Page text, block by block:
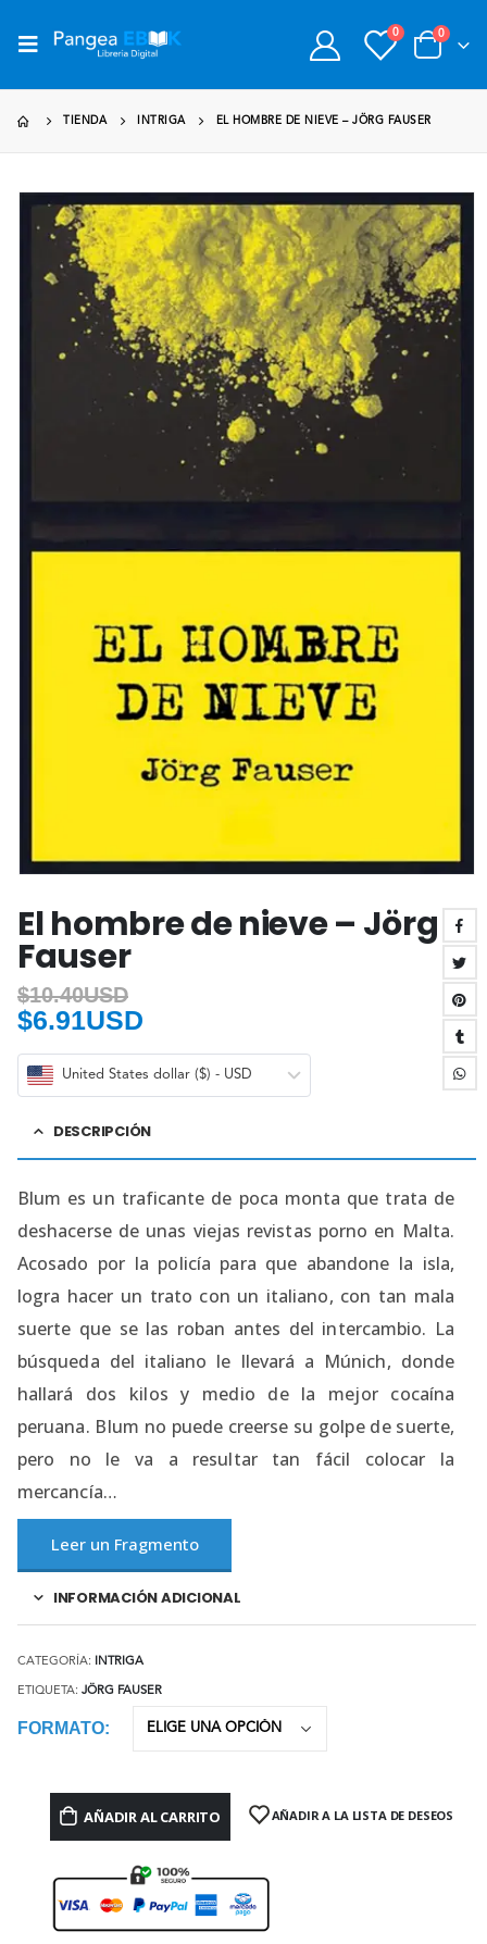
0 0
TIENDA INTRIGA EL HOMBRE DE NIEVE – JÖRG FAUSER
El hombre de nieve – Jörg
Fauser
$10.40USD
$6.91USD
United States dollar ($) - USD
DESCRIPCIÓN
Blum es un traficante de poca monta que trata de
deshacerse de unas viejas revistas porno en Malta.
Acosado por la policía para que abandone la isla,
logra hacer un trato con un italiano, con tan mala
suerte que se las roban antes del intercambio. La
búsqueda del italiano le llevará a Múnich, donde
hallará dos kilos y medio de la mejor cocaína
peruana. Blum no puede creerse su golpe de suerte,
pero no le va a resultar tan fácil colocar la
mercancía…
Leer un Fragmento
INFORMACIÓN ADICIONAL
CATEGORÍA: INTRIGA
ETIQUETA: JÖRG FAUSER
FORMATO
AÑADIR AL CARRITO AÑADIR A LA LISTA DE DESEOS